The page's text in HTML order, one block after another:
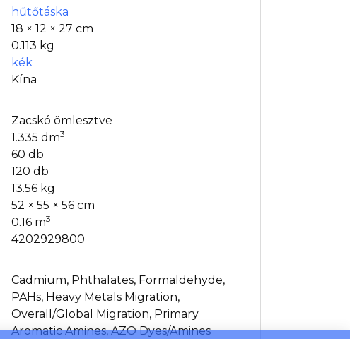
hűtőtáska
18 × 12 × 27 cm
0.113 kg
kék
Kína
Zacskó ömlesztve
1.335 dm3
60 db
120 db
13.56 kg
52 × 55 × 56 cm
0.16 m3
4202929800
Cadmium, Phthalates, Formaldehyde,
PAHs, Heavy Metals Migration,
Overall/Global Migration, Primary
Aromatic Amines, AZO Dyes/Amines